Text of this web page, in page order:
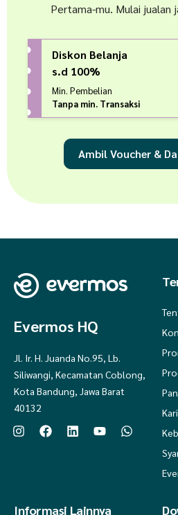
Pertama-mu. Mulai jualan
Diskon Belanja
s.d 100%
Min. Pembelian
Tanpa min. Transaksi
Ambil Voucher &
Evermos HQ
Jl. Ir. H. Juanda No.95, Lb.
Siliwangi, Kecamatan Coblong,
Kota Bandung, Jawa Barat
40132
Informasi Lainnya